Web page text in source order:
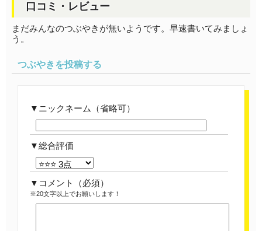
口コミ・レビュー
まだみんなのつぶやきが無いようです。早速書いてみましょ
う。
つぶやきを投稿する
ニックネーム（省略可）
総合評価
コメント （必須）
※20文字以上でお願いします！